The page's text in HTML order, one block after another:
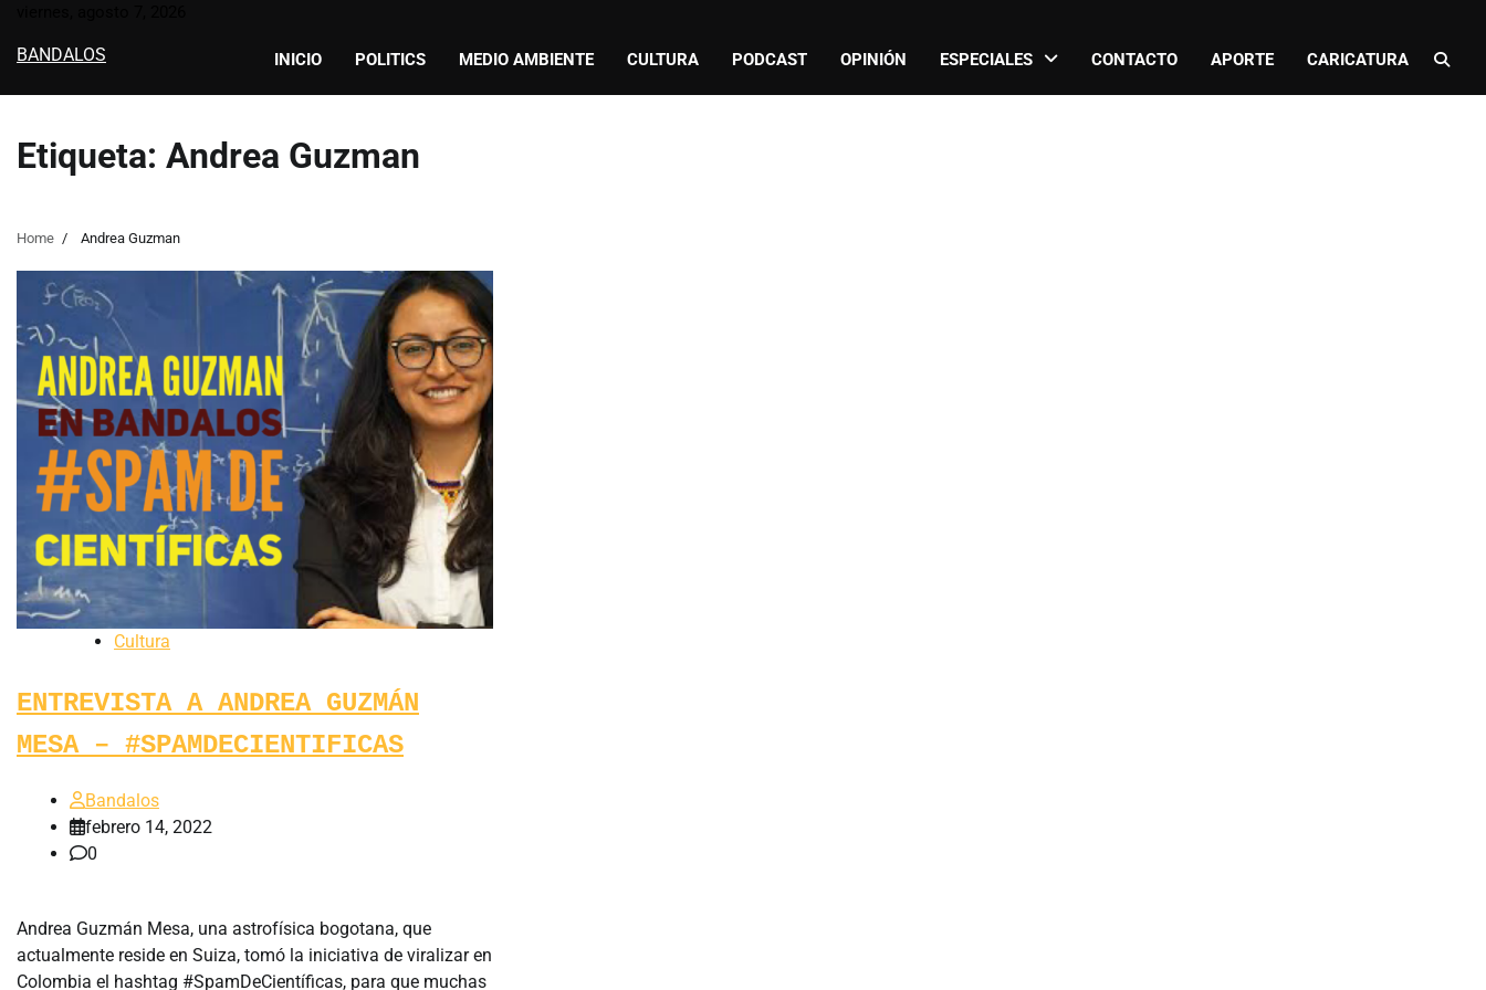
content
BANDALOS INICIO POLITICS MEDIO AMBIENTE CULTURA PODCAST OPINIÓN ESPECIALES CONTACTO APORTE CARICATURA
Etiqueta: Andrea Guzman
Home Andrea Guzman
Cultura
ENTREVISTA A ANDREA GUZMÁN
MESA – #SPAMDECIENTIFICAS
Bandalos
febrero 14, 2022
0
Andrea Guzmán Mesa, una astrofísica bogotana, que
actualmente reside en Suiza, tomó la iniciativa de viralizar en
Colombia el hashtag #SpamDeCientíficas, para que muchas